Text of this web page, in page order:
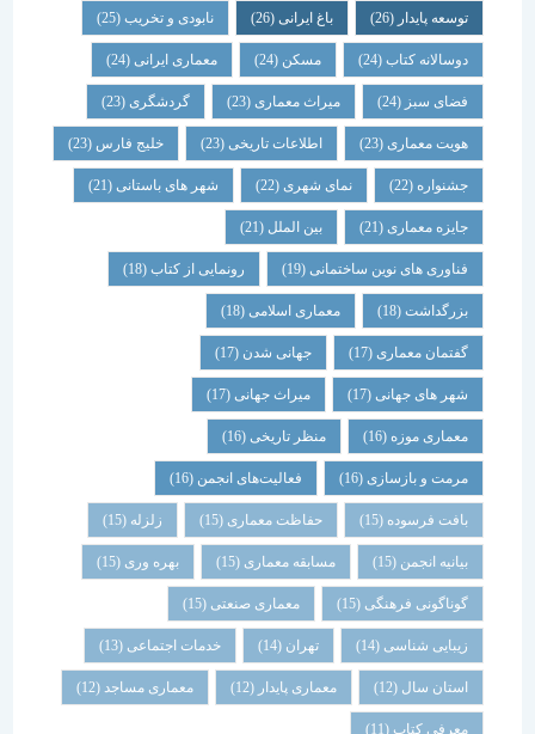
توسعه پایدار(26) باغ ایرانی(26) نابودی و تخریب(25)
دوسالانه کتاب(24) مسکن (24) معماری ایرانی(24)
فضای سبز(24) میراث معماری (23) گردشگری (23)
هویت معماری (23) اطلاعات تاریخی(23) خلیج فارس(23)
جشنواره(22) نمای شهری(22) شهر های باستانی (21)
جایزه معماری (21) بین الملل(21)
فناوری های نوین ساختمانی(19) رونمایی از کتاب (18)
بزرگداشت (18) معماری اسلامی(18)
گفتمان معماری (17) جهانی شدن(17)
شهر های جهانی(17) میراث جهانی(17)
معماری موزه(16) منظر تاریخی (16)
مرمت و بازسازی(16) فعالیت‌های انجمن(16)
بافت فرسوده (15) حفاظت معماری (15) زلزله
بیانیه انجمن(15) مسابقه معماری (15) بهره وری(15)
گوناگونی فرهنگی (15) معماری صنعتی(15)
زیبایی شناسی (14) تهران خدمات اجتماعی (13)
استان سال(12) معماری پایدار (12) معماری مساجد(12)
معرفی کتاب(11)